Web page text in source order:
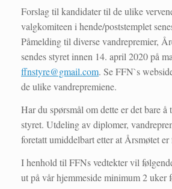
Forslag til kandidater til de ulike
valgkomiteen i hende/poststemplet
Påmelding til diverse vandrepremier,
sendes styret innen 14. april 2020 på
ffnstyre@gmail.com. Se FFN`s
de ulike vandrepremiene.
Har du spørsmål om dette er det bare å
styret. Utdeling av diplomer,
foretatt umiddelbart etter at Årsmøtet
I henhold til FFNs vedtekter vil
ut på vår hjemmeside minimum 2 uker